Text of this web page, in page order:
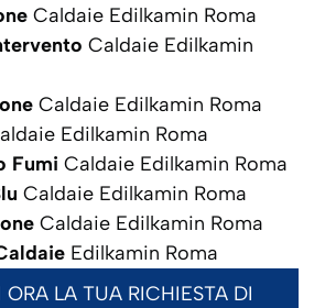
Caldaie Edilkamin Roma
Caldaie Edilkamin
Caldaie Edilkamin Roma
Edilkamin Roma
Fumi Caldaie Edilkamin Roma
Caldaie Edilkamin Roma
Caldaie Edilkamin Roma
Edilkamin Roma
ORA LA TUA RICHIESTA DI